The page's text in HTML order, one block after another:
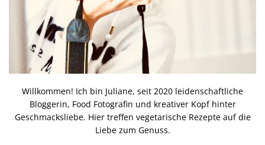
Willkommen! Ich bin Juliane, seit 2020 leidenschaftliche
Bloggerin, Food Fotografin und kreativer Kopf hinter
Geschmacksliebe. Hier treffen vegetarische Rezepte auf die
Liebe zum Genuss.